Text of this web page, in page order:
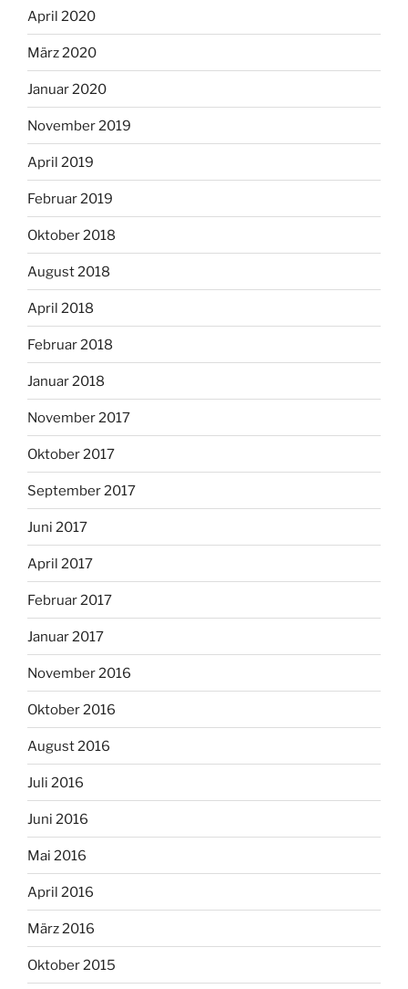
April 2020
März 2020
Januar 2020
November 2019
April 2019
Februar 2019
Oktober 2018
August 2018
April 2018
Februar 2018
Januar 2018
November 2017
Oktober 2017
September 2017
Juni 2017
April 2017
Februar 2017
Januar 2017
November 2016
Oktober 2016
August 2016
Juli 2016
Juni 2016
Mai 2016
April 2016
März 2016
Oktober 2015